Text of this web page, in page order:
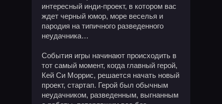
интересный инди-проект, в котором вас
ждет черный юмор, море веселья и
пародия на типичного разведенного
неудачника…
События игры начинают происходить в
тот самый момент, когда главный герой,
Кей Си Моррис, решается начать новый
проект, стартап. Герой был обычным
неудачником, разведенным, выгнанным